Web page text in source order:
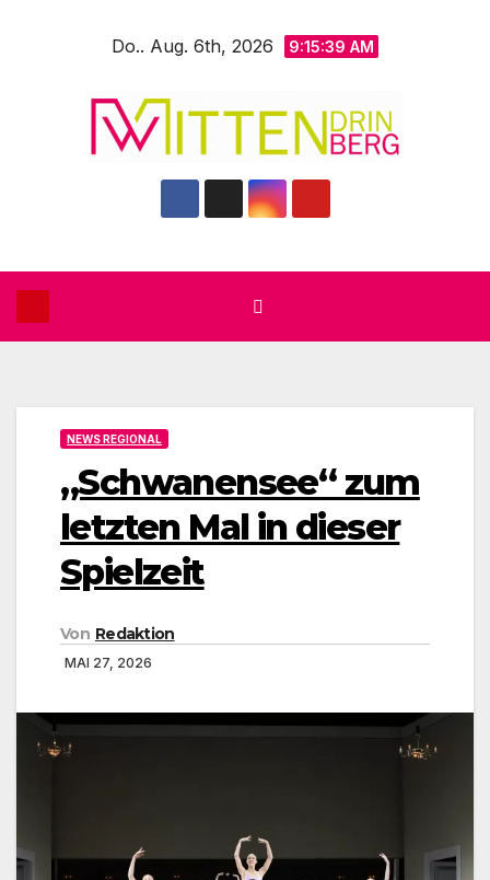
Do.. Aug. 6th, 2026 9:15:40 AM
NEWS REGIONAL
„Schwanensee“ zum
letzten Mal in dieser
Spielzeit
Von Redaktion
MAI 27, 2026